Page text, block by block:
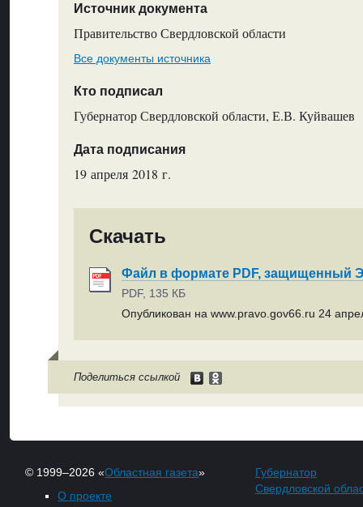
Источник документа
Правительство Свердловской области
Все документы источника
Кто подписал
Губернатор Свердловской области, Е.В. Куйвашев
Дата подписания
19 апреля 2018 г.
Скачать
Файл в формате PDF, защищенный
PDF, 135 КБ
Опубликован на www.pravo.gov66.ru 24
Поделиться ссылкой
© 1999–2026 «Областная газета»
О проекте
Губернатор
Свердловской